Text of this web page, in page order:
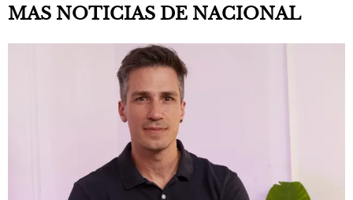
MAS NOTICIAS DE NACIONAL